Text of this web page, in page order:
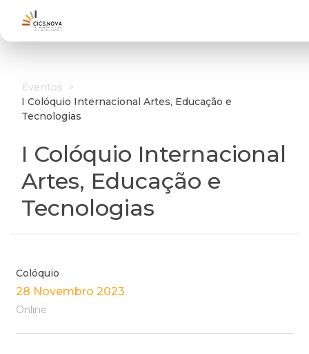
Eventos >
I Colóquio Internacional Artes, Educação e
Tecnologias
I Colóquio Internacional
Artes, Educação e
Tecnologias
Colóquio
28 Novembro 2023
Online